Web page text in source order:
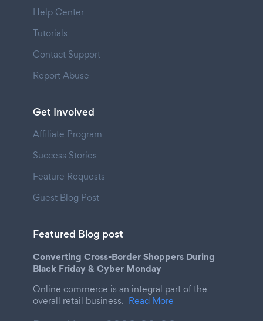
Help Center
Tutorials
Contact Support
Report Abuse
Get Involved
Affiliate Program
Success Stories
Feature Requests
Guest Blog Post
Featured Blog post
Converting Cross-Border Shoppers During
Black Friday & Cyber Monday
Online commerce is an integral part of the
overall retail business. Read More